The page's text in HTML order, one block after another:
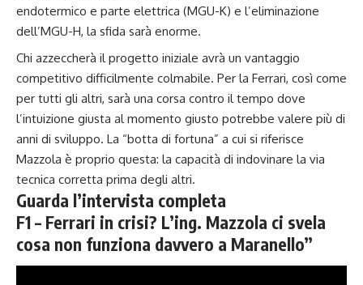
endotermico e parte elettrica (MGU-K) e l’eliminazione
dell’MGU-H, la sfida sarà enorme.
Chi azzeccherà il progetto iniziale avrà un vantaggio
competitivo difficilmente colmabile. Per la Ferrari, così come
per tutti gli altri, sarà una corsa contro il tempo dove
l’intuizione giusta al momento giusto potrebbe valere più di
anni di sviluppo. La “botta di fortuna” a cui si riferisce
Mazzola è proprio questa: la capacità di indovinare la via
tecnica corretta prima degli altri.
Guarda l’intervista completa
F1 – Ferrari in crisi? L’ing. Mazzola ci svela
cosa non funziona davvero a Maranello”